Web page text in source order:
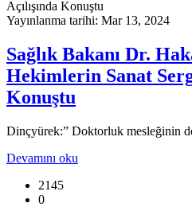
Yayınlanma tarihi: Mar 13, 2024
Sağlık Bakanı Dr.
Hekimlerin Sanat
Konuştu
Dinçyürek:” Doktorluk mesleğinin
Devamını oku
2145
0